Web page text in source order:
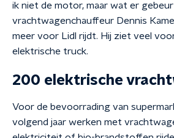
ik niet de motor, maar wat er
vrachtwagenchauffeur Dennis
meer voor Lidl rijdt. Hij ziet veel
elektrische truck.
200 elektrische
Voor de bevoorrading van
volgend jaar werken met